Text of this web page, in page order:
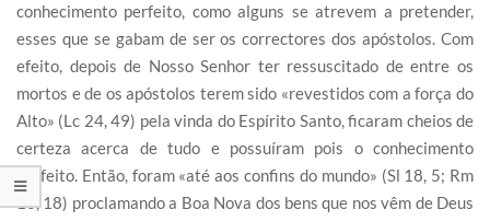
conhecimento perfeito, como alguns se atrevem a pretender,
esses que se gabam de ser os correctores dos apóstolos. Com
efeito, depois de Nosso Senhor ter ressuscitado de entre os
mortos e de os apóstolos terem sido «revestidos com a força do
Alto» (Lc 24, 49) pela vinda do Espírito Santo, ficaram cheios de
certeza acerca de tudo e possuíram pois o conhecimento
perfeito. Então, foram «até aos confins do mundo» (Sl 18, 5; Rm
10, 18) proclamando a Boa Nova dos bens que nos vêm de Deus